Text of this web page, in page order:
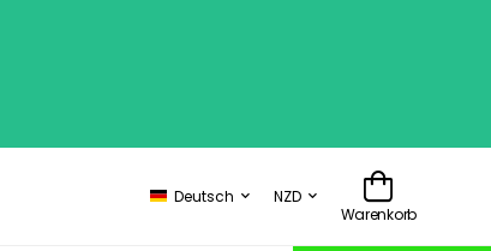
Deutsch
NZD
Warenkorb